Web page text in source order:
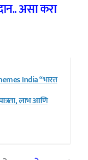
असा करा
India “भारत
लाभ आणि